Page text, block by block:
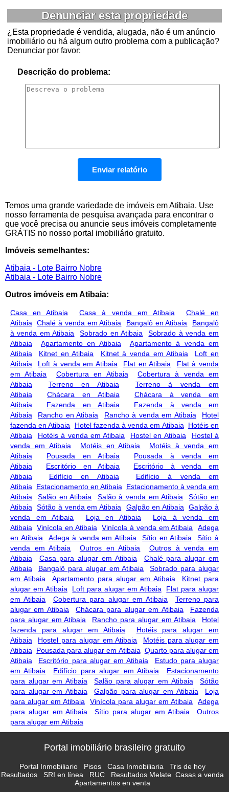
Denunciar esta propriedade
¿Esta propriedade é vendida, alugada, não é um anúncio
imobiliário ou há algum outro problema com a publicação?
Denunciar por favor:
Descrição do problema:
Temos uma grande variedade de imóveis em Atibaia. Use
nosso ferramenta de pesquisa avançada para encontrar o
que você precisa ou anuncie seus imóveis completamente
GRÁTIS no nosso portal imobiliário gratuito.
Imóveis semelhantes:
Atibaia - Lote Bairro Nobre
Atibaia - Lote Bairro Nobre
Outros imóveis em Atibaia:
Casa en Atibaia Casa à venda em Atibaia
Chalé en
Atibaia
Chalé à venda em Atibaia Bangalô en Atibaia
Bangalô
à venda em Atibaia
Sobrado en Atibaia
Sobrado à venda em
Atibaia
Apartamento en Atibaia
Apartamento à venda em
Atibaia
Kitnet en Atibaia Kitnet à venda em Atibaia
Loft en
Atibaia
Loft à venda em Atibaia Flat en Atibaia
Flat à venda
em Atibaia
Cobertura en Atibaia
Cobertura à venda em
Atibaia
Terreno en Atibaia
Terreno à venda em
Atibaia
Chácara en Atibaia
Chácara à venda em
Atibaia
Fazenda en Atibaia
Fazenda à venda em
Atibaia
Rancho en Atibaia Rancho à venda em Atibaia
Hotel
fazenda en Atibaia
Hotel fazenda à venda em Atibaia
Hotéis en
Atibaia
Hotéis à venda em Atibaia Hostel en Atibaia
Hostel à
venda em Atibaia
Motéis en Atibaia
Motéis à venda em
Atibaia
Pousada en Atibaia
Pousada à venda em
Atibaia
Escritório en Atibaia
Escritório à venda em
Atibaia
Edifício en Atibaia
Edifício à venda em
Atibaia
Estacionamento en Atibaia
Estacionamento à venda em
Atibaia
Salão en Atibaia Salão à venda em Atibaia
Sótão en
Atibaia
Sótão à venda em Atibaia Galpão en Atibaia
Galpão à
venda em Atibaia
Loja en Atibaia
Loja à venda em
Atibaia
Vinícola en Atibaia Vinícola à venda em Atibaia
Adega
en Atibaia
Adega à venda em Atibaia Sítio en Atibaia
Sítio à
venda em Atibaia
Outros en Atibaia
Outros à venda em
Atibaia
Casa para alugar em Atibaia
Chalé para alugar em
Atibaia
Bangalô para alugar em Atibaia
Sobrado para alugar
em Atibaia
Apartamento para alugar em Atibaia
Kitnet para
alugar em Atibaia
Loft para alugar em Atibaia
Flat para alugar
em Atibaia
Cobertura para alugar em Atibaia
Terreno para
alugar em Atibaia
Chácara para alugar em Atibaia
Fazenda
para alugar em Atibaia
Rancho para alugar em Atibaia
Hotel
fazenda para alugar em Atibaia
Hotéis para alugar em
Atibaia
Hostel para alugar em Atibaia
Motéis para alugar em
Atibaia
Pousada para alugar em Atibaia Quarto para alugar em
Atibaia
Escritório para alugar em Atibaia
Estudo para alugar
em Atibaia
Edifício para alugar em Atibaia
Estacionamento
para alugar em Atibaia
Salão para alugar em Atibaia
Sótão
para alugar em Atibaia
Galpão para alugar em Atibaia
Loja
para alugar em Atibaia
Vinícola para alugar em Atibaia
Adega
para alugar em Atibaia
Sítio para alugar em Atibaia
Outros
para alugar em Atibaia
Portal imobiliário brasileiro gratuito
Portal Inmobiliario Pisos Casa Inmobiliaria
Tris de hoy
Resultados
SRI en línea RUC Resultados Melate Casas a venda
Apartamentos en venta